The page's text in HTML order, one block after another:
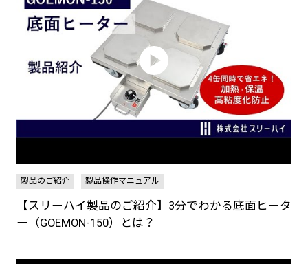
製品のご紹介 製品操作マニュアル
【スリーハイ製品のご紹介】3分でわかる底面ヒータ
ー（GOEMON-150）とは？